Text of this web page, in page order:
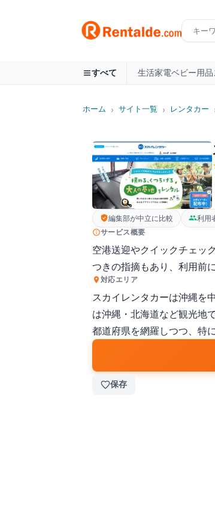
すべて 生活家電ベビー用品
ホーム › サイト一覧 › レンタカー
編集部が中立に比較
利用
サービス概要
空港送迎やクイックチェッ
つきの指摘もあり、利用前
対応エリア
スカイレンタカーは沖縄を
は沖縄・北海道など観光地
都道府県を網羅しつつ、特
保存